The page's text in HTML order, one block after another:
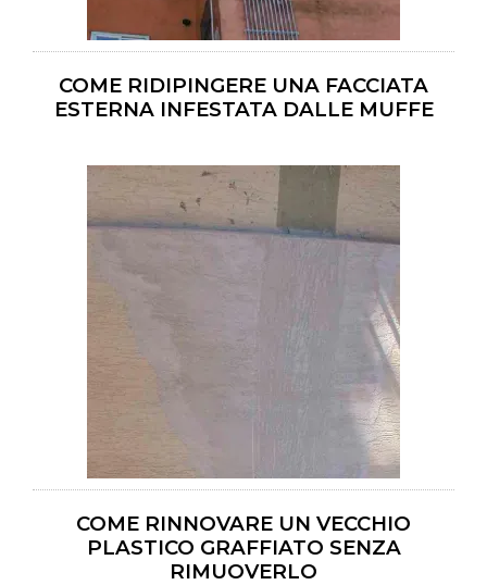
COME RIDIPINGERE UNA FACCIATA
ESTERNA INFESTATA DALLE MUFFE
COME RINNOVARE UN VECCHIO
PLASTICO GRAFFIATO SENZA
RIMUOVERLO